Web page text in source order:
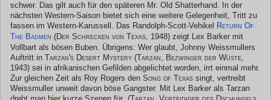
schwer. Das gilt auch für den späteren Mr. Old Shatterhand. In der
nächsten Western-Saison bietet sich eine weitere Gelegenheit, Tritt zu
fassen im Western-Karussell. Das Randolph-Scott-Vehikel Return Of
The Badmen (Der Schrecken von Texas, 1948) zeigt Lex Barker mit
Vollbart als bösen Buben. Übrigens: Wer glaubt, Johnny Weissmullers
Auftritt in Tarzan's Desert Mystery (Tarzan, Bezwinger der Wüste,
1943) sei in afrikanischen Gefilden abgelichtet worden, irrt einmal mehr.
Zur gleichen Zeit als Roy Rogers den Song of Texas singt, vertreibt
Weissmuller unweit davon böse Gangster. Mit Lex Barker als Tarzan